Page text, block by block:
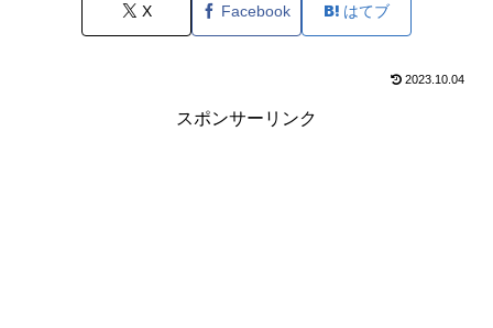
X Facebook はてブ
2023.10.04
スポンサーリンク